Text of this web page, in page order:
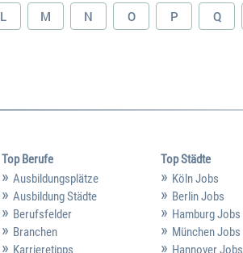
L M N O P Q
Top Berufe
Ausbildungsplätze
Ausbildung Städte
Berufsfelder
Branchen
Karrieretipps
Top Städte
Köln Jobs
Berlin Jobs
Hamburg Jobs
München Jobs
Hannover Jobs